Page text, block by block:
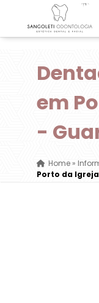
em
-
Home»
Porto da